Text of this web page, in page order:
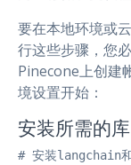
要在本地环境或
行这些步骤，您
Pinecone上创建
境设置开始：
安装所需的库
# 安装langchain